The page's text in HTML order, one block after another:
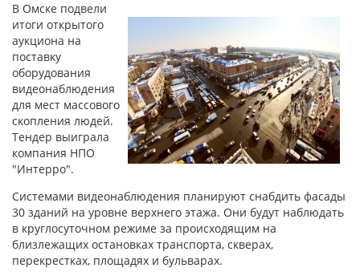
В Омске подвели
итоги открытого
аукциона на
поставку
оборудования
видеонаблюдения
для мест массового
скопления людей.
Тендер выиграла
компания НПО
"Интерро".
Системами видеонаблюдения планируют снабдить фасады
30 зданий на уровне верхнего этажа. Они будут наблюдать
в круглосуточном режиме за происходящим на
близлежащих остановках транспорта, скверах,
перекрестках, площадях и бульварах.